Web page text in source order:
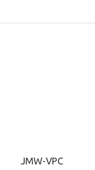
JMW-VPC